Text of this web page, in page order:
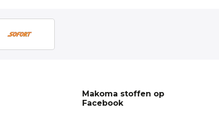
Makoma stoffen op
Facebook